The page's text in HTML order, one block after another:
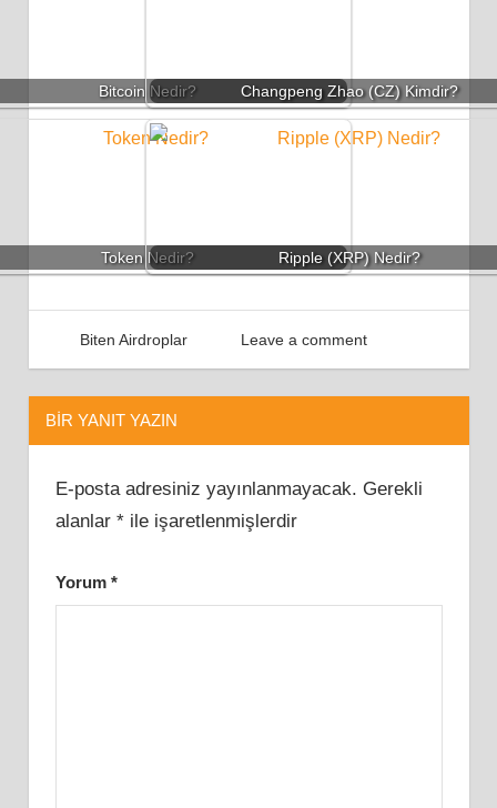
Bitcoin Nedir? Changpeng Zhao (CZ) Kimdir?
Token Nedir? Ripple (XRP) Nedir?
Kazan
Mayıs 1, 2022
Airdrop Türkiye
Biten Airdroplar Leave a comment
BIR YANIT YAZIN
E-posta adresiniz yayınlanmayacak. Gerekli
alanlar *ile işaretlenmişlerdir
Yorum *